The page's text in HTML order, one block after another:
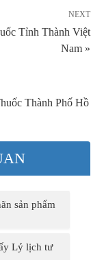
NEXT
Tỉnh Thành Việt
Nam »
Thành Phố Hồ
sản phẩm
Lý lịch tư